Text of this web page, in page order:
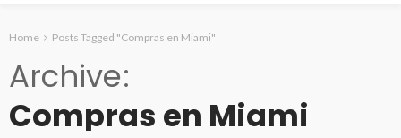
Home Posts Tagged "Compras en Miami"
Archive
Compras en Miami